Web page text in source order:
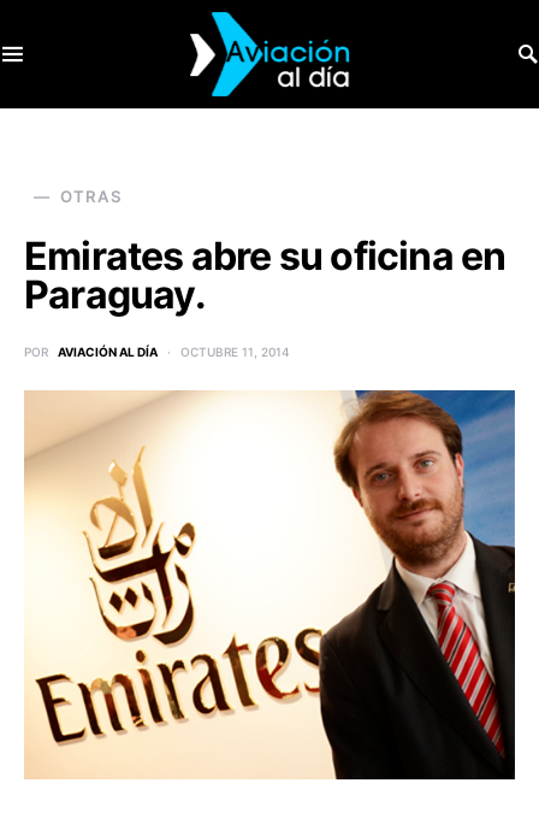
OTRAS
Emirates abre su oficina en
Paraguay.
POR AVIACIÓN AL DÍA OCTUBRE 11, 2014